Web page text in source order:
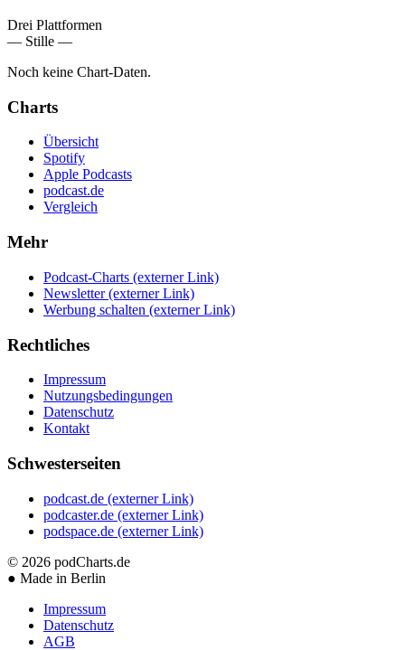
Drei Plattformen
— Stille —
Noch keine Chart-Daten.
Charts
Übersicht
Spotify
Apple Podcasts
podcast.de
Vergleich
Mehr
Podcast-Charts (externer Link)
Newsletter (externer Link)
Werbung schalten (externer Link)
Rechtliches
Impressum
Nutzungsbedingungen
Datenschutz
Kontakt
Schwesterseiten
podcast.de (externer Link)
podcaster.de (externer Link)
podspace.de (externer Link)
© 2026 podCharts.de
● Made in Berlin
Impressum
Datenschutz
AGB